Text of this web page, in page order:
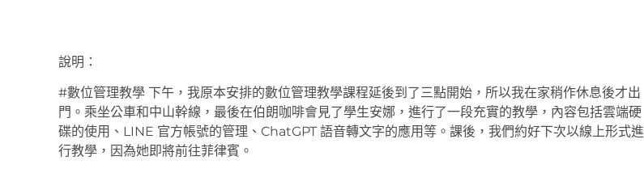
說明：
#數位管理教學 下午，我原本安排的數位管理教學課程延後到了三點開始，所以我在家稍作休息後才出
門。乘坐公車和中山幹線，最後在伯朗咖啡會見了學生安娜，進行了一段充實的教學，內容包括雲端硬
碟的使用、LINE 官方帳號的管理、ChatGPT 語音轉文字的應用等。課後，我們約好下次以線上形式進
行教學，因為她即將前往菲律賓。